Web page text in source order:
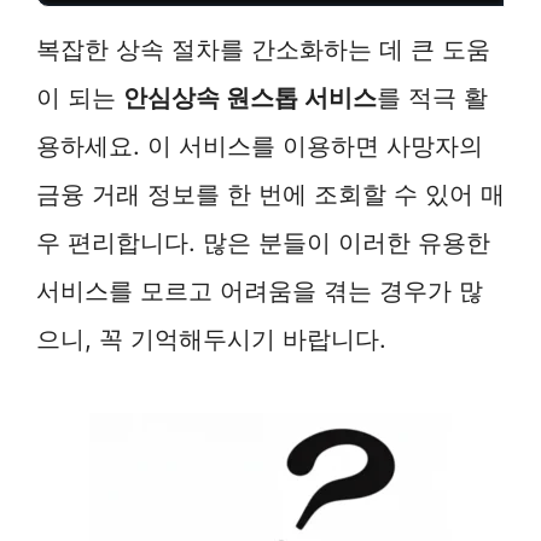
복잡한 상속 절차를 간소화하는 데 큰 도움
이 되는 안심상속 원스톱 서비스를 적극 활
용하세요. 이 서비스를 이용하면 사망자의
금융 거래 정보를 한 번에 조회할 수 있어 매
우 편리합니다. 많은 분들이 이러한 유용한
서비스를 모르고 어려움을 겪는 경우가 많
으니, 꼭 기억해두시기 바랍니다.